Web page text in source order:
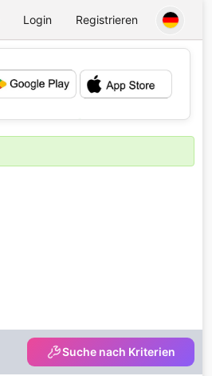
Login Registrieren
💕
Suche nach Kriterien